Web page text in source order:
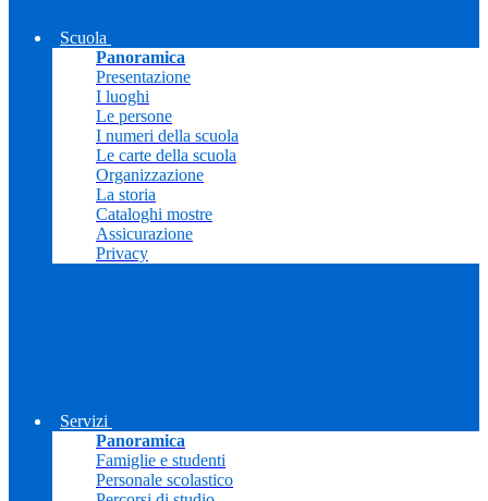
Scuola
Panoramica
Presentazione
I luoghi
Le persone
I numeri della scuola
Le carte della scuola
Organizzazione
La storia
Cataloghi mostre
Assicurazione
Privacy
Servizi
Panoramica
Famiglie e studenti
Personale scolastico